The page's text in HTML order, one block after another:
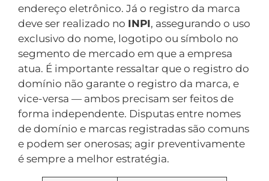
endereço eletrônico. Já o registro da marca
deve ser realizado no INPI, assegurando o uso
exclusivo do nome, logotipo ou símbolo no
segmento de mercado em que a empresa
atua. É importante ressaltar que o registro do
domínio não garante o registro da marca, e
vice-versa — ambos precisam ser feitos de
forma independente. Disputas entre nomes
de domínio e marcas registradas são comuns
e podem ser onerosas; agir preventivamente
é sempre a melhor estratégia.